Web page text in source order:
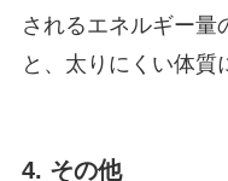
されるエネルギー量
と、太りにくい体質
4. その他